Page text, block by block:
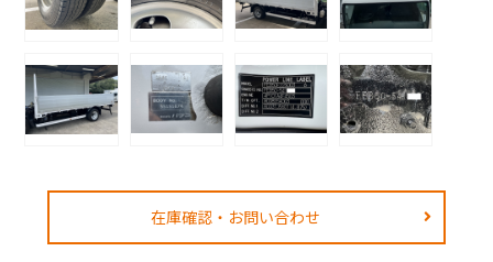
在庫確認・お問い合わせ